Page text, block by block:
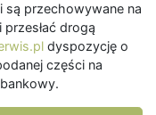
są przechowywane na
drogą
dyspozycję o
części na